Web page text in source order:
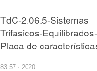
TdC-2.06.5-Sistemas
Trifasicos-Equilibrados-
Placa de
Mejora fdp-Cdt
83:57 · 2020